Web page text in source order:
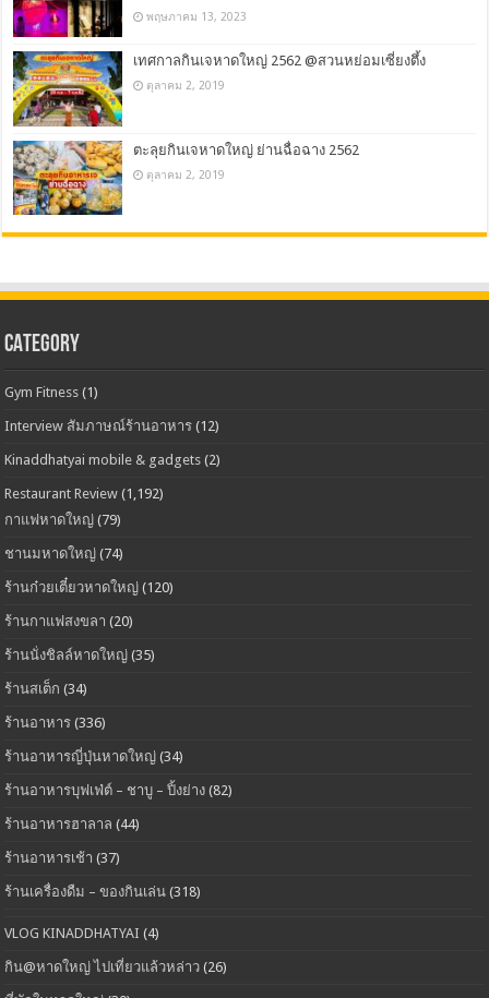
พฤษภาคม 13, 2023
เทศกาลกินเจหาดใหญ่ 2562 @สวนหย่อมเซี่ยงตึ้ง
ตุลาคม 2, 2019
ตะลุยกินเจหาดใหญ่ ย่านฉื่อฉาง 2562
ตุลาคม 2, 2019
CATEGORY
Gym Fitness (1)
Interview สัมภาษณ์ร้านอาหาร (12)
Kinaddhatyai mobile & gadgets (2)
Restaurant Review (1,192)
กาแฟหาดใหญ่ (79)
ชานมหาดใหญ่ (74)
ร้านก๋วยเตี๋ยวหาดใหญ่ (120)
ร้านกาแฟสงขลา (20)
ร้านนั่งชิลล์หาดใหญ่ (35)
ร้านสเต็ก (34)
ร้านอาหาร (336)
ร้านอาหารญี่ปุ่นหาดใหญ่ (34)
ร้านอาหารบุฟเฟ่ต์ – ชาบู – ปิ้งย่าง (82)
ร้านอาหารฮาลาล (44)
ร้านอาหารเช้า (37)
ร้านเครื่องดืม – ของกินเล่น (318)
VLOG KINADDHATYAI (4)
กิน@หาดใหญ่ ไปเที่ยวแล้วหล่าว (26)